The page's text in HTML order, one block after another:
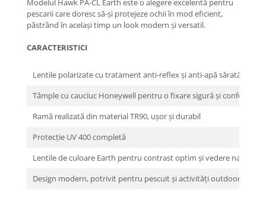
Modelul Hawk PA-CL Earth este o alegere excelentă pentru
pescarii care doresc să-și protejeze ochii în mod eficient,
păstrând în același timp un look modern și versatil.
CARACTERISTICI
Lentile polarizate cu tratament anti-reflex și anti-apă sărată
Tâmple cu cauciuc Honeywell pentru o fixare sigură și confortabilă
Ramă realizată din material TR90, ușor și durabil
Protecție UV 400 completă
Lentile de culoare Earth pentru contrast optim și vedere naturală
Design modern, potrivit pentru pescuit și activități outdoor